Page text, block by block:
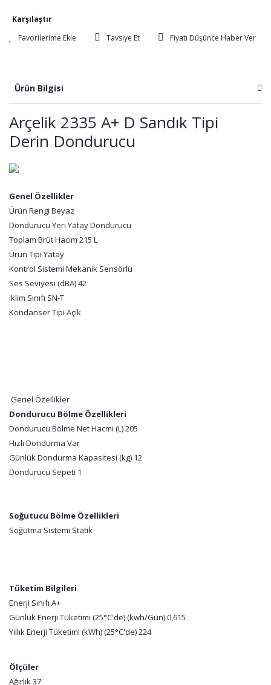
Karşılaştır
Tavsiye Et
Fiyatı Düşünce Haber Ver
Ürün Bilgisi
Arçelik 2335 A+ D Sandık Tipi
Derin Dondurucu
Genel Özellikler
Ürün Rengi Beyaz
Dondurucu Yeri Yatay Dondurucu
Toplam Brüt Hacim 215 L
Ürün Tipi Yatay
Kontrol Sistemi Mekanik Sensörlü
Ses Seviyesi (dBA) 42
iklim Sınıfı SN-T
Kondanser Tipi Açık
Genel Özellikler
Dondurucu Bölme Özellikleri
Dondurucu Bölme Net Hacmi (L) 205
Hızlı Dondurma Var
Günlük Dondurma Kapasitesi (kg) 12
Dondurucu Sepeti 1
Soğutucu Bölme Özellikleri
Soğutma Sistemi Statik
Tüketim Bilgileri
Enerji Sınıfı A+
Günlük Enerji Tüketimi (25°C'de) (kwh/Gün) 0,615
Yıllık Enerji Tüketimi (kWh) (25°C'de) 224
Ölçüler
Ağırlık 37